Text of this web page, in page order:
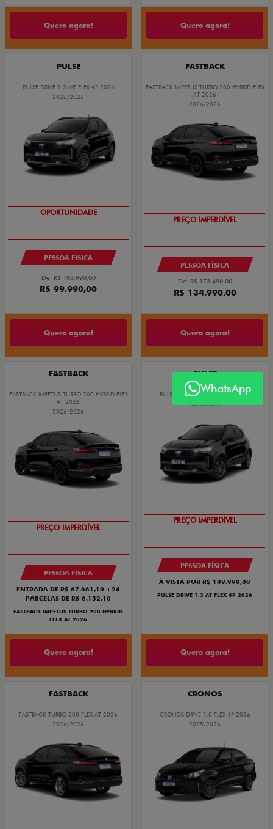
Quero agora! Quero agora!
PULSE
PULSE DRIVE 1.3 MT FLEX 4P 2026
2026/2026
OPORTUNIDADE
PESSOA FÍSICA
De: R$ 103.990,00
R$ 99.990,00
Quero agora!
FASTBACK
FASTBACK IMPETUS TURBO 200 HYBRID FLEX
AT 2026
2026/2026
PREÇO IMPERDÍVEL
PESSOA FÍSICA
De: R$ 173.490,00
R$ 134.990,00
Quero agora!
FASTBACK
FASTBACK IMPETUS TURBO 200 HYBRID FLEX
AT 2026
2026/2026
PREÇO IMPERDÍVEL
PESSOA FÍSICA
ENTRADA DE R$ 67.661,10 +24
PARCELAS DE R$ 6.152,10
FASTBACK IMPETUS TURBO 200 HYBRID
FLEX AT 2026
Quero agora!
PULSE
PULSE DRIVE 1.3 AT FLEX 4P 2026
2026/2026
PREÇO IMPERDÍVEL
PESSOA FÍSICA
À VISTA POR R$ 109.990,00
PULSE DRIVE 1.3 AT FLEX 4P 2026
Quero agora!
FASTBACK
FASTBACK TURBO 200 FLEX AT 2026
2026/2026
CRONOS
CRONOS DRIVE 1.0 FLEX 4P 2026
2025/2026
WhatsApp